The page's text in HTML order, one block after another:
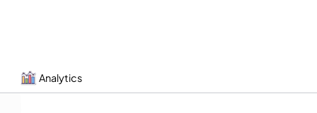
Analytics